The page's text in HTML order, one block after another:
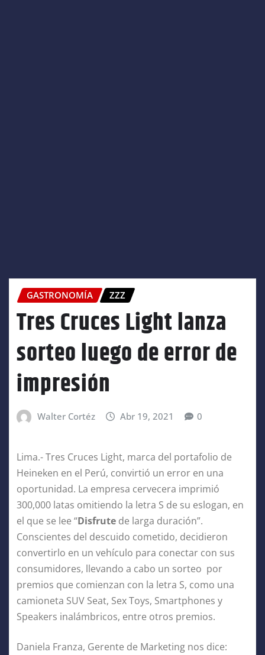
GASTRONOMÍA ZZZ
Tres Cruces Light lanza
sorteo luego de error de
impresión
Walter Cortéz Abr 19, 2021 0
Lima.- Tres Cruces Light, marca del portafolio de
Heineken en el Perú, convirtió un error en una
oportunidad. La empresa cervecera imprimió
300,000 latas omitiendo la letra S de su eslogan, en
el que se lee “Disfrute de larga duración”.
Conscientes del descuido cometido, decidieron
convertirlo en un vehículo para conectar con sus
consumidores, llevando a cabo un sorteo por
premios que comienzan con la letra S, como una
camioneta SUV Seat, Sex Toys, Smartphones y
Speakers inalámbricos, entre otros premios.
Daniela Franza, Gerente de Marketing nos dice: